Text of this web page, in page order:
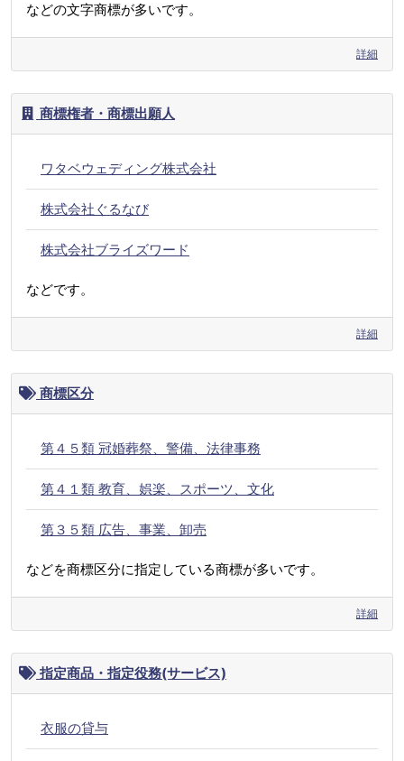
などの文字商標が多いです。
詳細
商標権者・商標出願人
ワタベウェディング株式会社
株式会社ぐるなび
株式会社ブライズワード
などです。
詳細
商標区分
第４５類 冠婚葬祭、警備、法律事務
第４１類 教育、娯楽、スポーツ、文化
第３５類 広告、事業、卸売
などを商標区分に指定している商標が多いです。
詳細
指定商品・指定役務(サービス)
衣服の貸与